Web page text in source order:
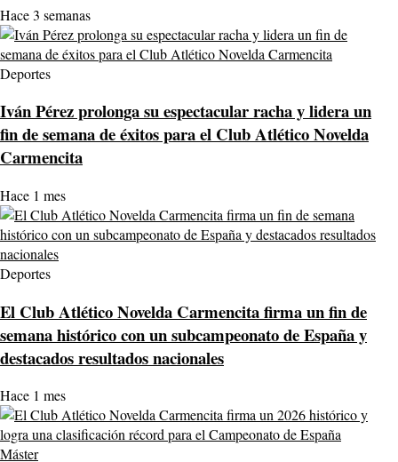
Hace 3 semanas
Deportes
Iván Pérez prolonga su espectacular racha y lidera un
fin de semana de éxitos para el Club Atlético Novelda
Carmencita
Hace 1 mes
Deportes
El Club Atlético Novelda Carmencita firma un fin de
semana histórico con un subcampeonato de España y
destacados resultados nacionales
Hace 1 mes